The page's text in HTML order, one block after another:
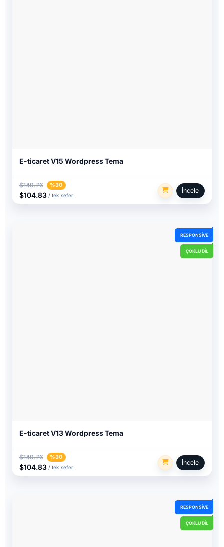
E-ticaret V15 Wordpress Tema
$149.76 %30
$104.83 / tek sefer
İncele
RESPONSIVE
ÇOKLU DIL
E-ticaret V13 Wordpress Tema
$149.76 %30
$104.83 / tek sefer
İncele
RESPONSIVE
ÇOKLU DIL